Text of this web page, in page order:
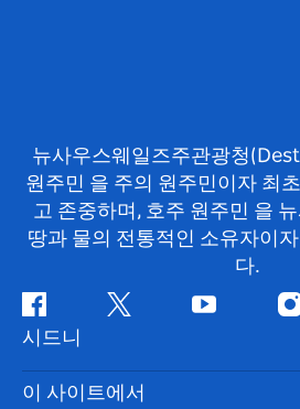
뉴사우스웨일즈주관광청
원주민 을 주의 원주민이자 최
고 존중하며, 호주 원주민 을
땅과 물의 전통적인 소유자이
다.
페
이
스
북
지
귀
다
유
브
시드니
문의하기
이 사이트에서